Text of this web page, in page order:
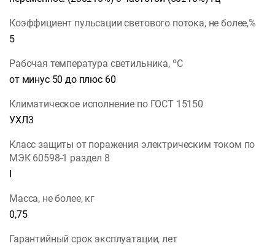
Коэффициент пульсации светового потока, не более,%
5
Рабочая температура светильника, ºС
от минус 50 до плюс 60
Климатическое исполнение по ГОСТ 15150
УХЛ3
Класс защиты от поражения электрическим током по
МЭК 60598-1 раздел 8
Масса, не более, кг
0,75
Гарантийный срок эксплуатации, лет